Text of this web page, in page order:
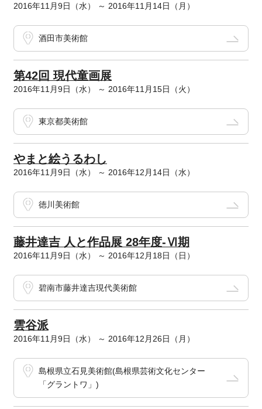
2016年11月9日（水） ～ 2016年11月14日（月）
酒田市美術館
第42回 現代童画展
2016年11月9日（水） ～ 2016年11月15日（火）
東京都美術館
やまと絵うるわし
2016年11月9日（水） ～ 2016年12月14日（水）
徳川美術館
藤井達吉 人と作品展 28年度-Ⅵ期
2016年11月9日（水） ～ 2016年12月18日（日）
碧南市藤井達吉現代美術館
雲谷派
2016年11月9日（水） ～ 2016年12月26日（月）
島根県立石見美術館(島根県芸術文化センター
「グラントワ」)